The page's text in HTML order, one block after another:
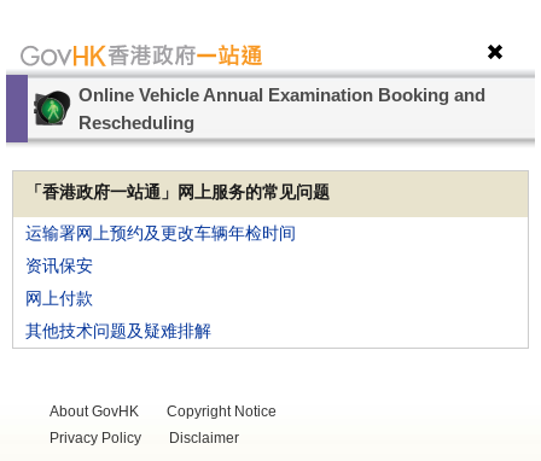
Online Vehicle Annual Examination Booking and
Rescheduling
「香港政府一站通」网上服务的常见问题
运输署网上预约及更改车辆年检时间
资讯保安
网上付款
其他技术问题及疑难排解
About GovHK
Copyright Notice
Privacy Policy
Disclaimer